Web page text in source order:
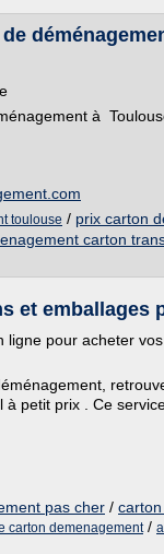
à
toulouse / prix carton
carton
et emballages
ligne pour acheter
petit prix . Ce
pas cher /
carton demenagement/